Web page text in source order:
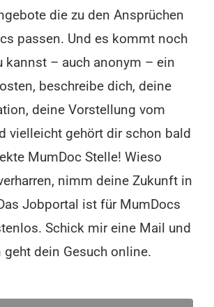
die zu den Ansprüchen
passen. Und es kommt noch
kannst – auch anonym – ein
beschreibe dich, deine
deine Vorstellung vom
vielleicht gehört dir schon bald
MumDoc Stelle! Wieso
nimm deine Zukunft in
Jobportal ist für MumDocs
Schick mir eine Mail und
geht dein Gesuch online.